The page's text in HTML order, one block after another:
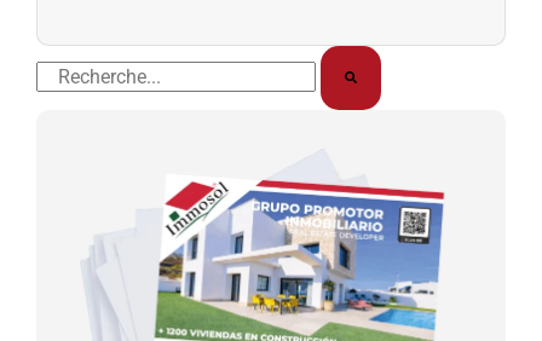
Rechercher